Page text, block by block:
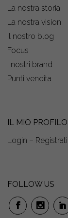
La nostra storia
La nostra vision
Il nostro blog
Focus
I nostri brand
Punti vendita
IL MIO PROFILO
Login – Registrati
FOLLOW US